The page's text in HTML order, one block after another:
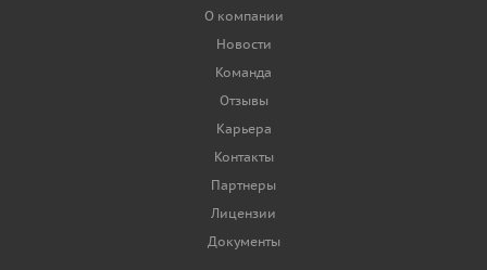
О компании
Новости
Команда
Отзывы
Карьера
Контакты
Партнеры
Лицензии
Документы